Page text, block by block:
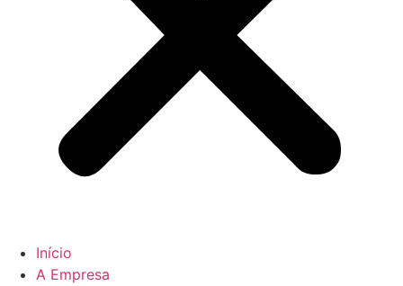
Início
A Empresa